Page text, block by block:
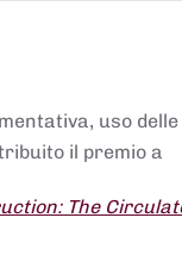
uso
il premio a
The